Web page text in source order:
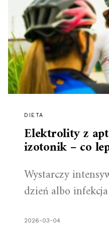
DIETA
Elektrolity z
izotonik – co
Wystarczy
dzień albo
2026-03-04